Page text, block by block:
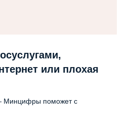
или плохая
Минцифры поможет с